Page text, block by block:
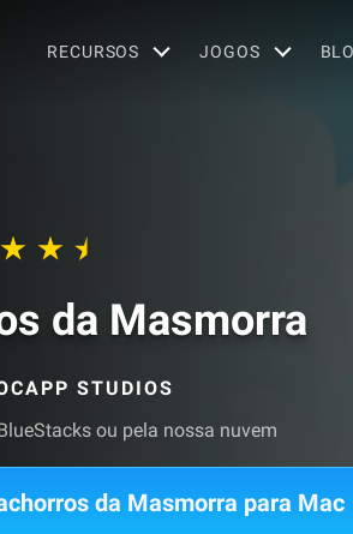
RECURSOS JOGOS
da Masmorra
STUDIOS
ou pela nossa nuvem
da Masmorra para Mac